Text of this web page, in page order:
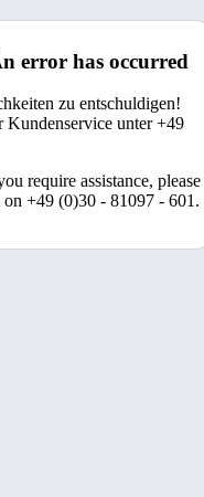
error has occurred
zu entschuldigen!
unter +49
require assistance, please
+49 (0)30 - 81097 - 601.